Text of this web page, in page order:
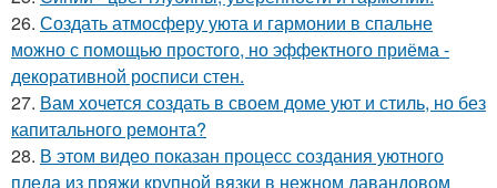
26. Создать атмосферу уюта и гармонии в спальне
можно с помощью простого, но эффектного приёма -
декоративной росписи стен.
27. Вам хочется создать в своем доме уют и стиль, но без
капитального ремонта?
28. В этом видео показан процесс создания уютного
пледа из пряжи крупной вязки в нежном лавандовом